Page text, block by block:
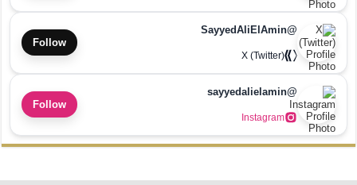
@SayyedAliElAmin
X (Twitter)
Follow
@sayyedalielamin
Instagram
Follow